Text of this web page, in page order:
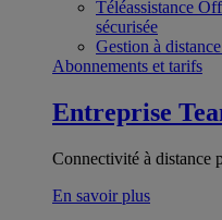
Téléassistance
sécurisée
Gestion à distance
Abonnements et tarifs
Entreprise
Connectivité à distance
En savoir plus